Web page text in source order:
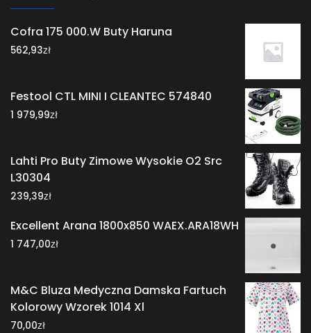
Cofra 175 000.W Buty Haruna
562,93zł
Festool CTL MINI I CLEANTEC 574840
1 979,99zł
Lahti Pro Buty Zimowe Wysokie O2 Src
L30304
239,39zł
Excellent Arana 1800x850 WAEX.ARA18WH
1 747,00zł
M&C Bluza Medyczna Damska Fartuch
Kolorowy Wzorek 1014 Xl
70,00zł